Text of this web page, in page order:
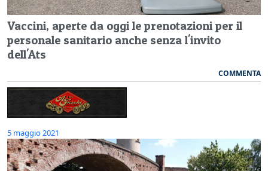
Vaccini, aperte da oggi le prenotazioni per il
personale sanitario anche senza l'invito
dell'Ats
COMMENTA
5 maggio 2021